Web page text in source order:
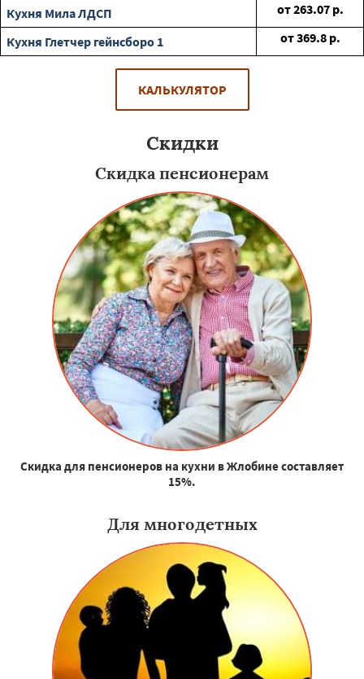
Кухня Мила ЛДСП
от263.07 р.
Кухня Глетчер гейнсборо 1
от369.8 р.
КАЛЬКУЛЯТОР
Скидки
Скидка пенсионерам
Скидка для пенсионеров на кухни в Жлобине составляет
15%.
Для многодетных